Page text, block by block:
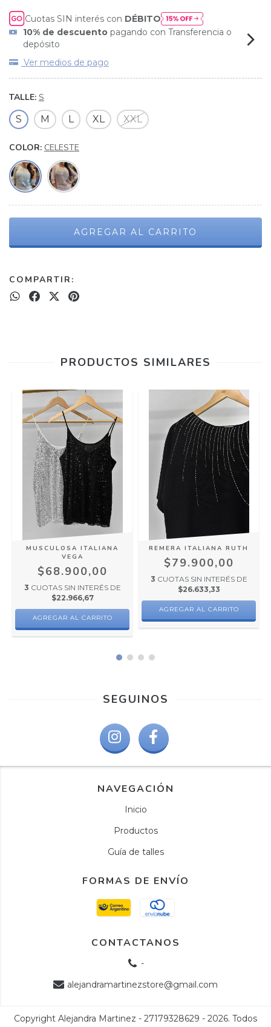
Cuotas SIN interés con DÉBITO
10% de descuentopagando con Transferencia o
depósito
Ver medios de pago
TALLE: S
S
M L XL XXL
COLOR: CELESTE
COMPARTIR:
PRODUCTOS SIMILARES
MUSCULOSA ITALIANA
VEGA
$68.900,00
3 CUOTAS SIN INTERÉS DE
$22.966,67
AGREGAR AL CARRITO
REMERA ITALIANA RUTH
$79.900,00
3 CUOTAS SIN INTERÉS DE
$26.633,33
AGREGAR AL CARRITO
SEGUINOS
NAVEGACIÓN
Inicio
Productos
Guía de talles
FORMAS DE ENVÍO
CONTACTANOS
-
alejandramartinezstore@gmail.com
Copyright Alejandra Martinez - 27179328629 - 2026. Todos